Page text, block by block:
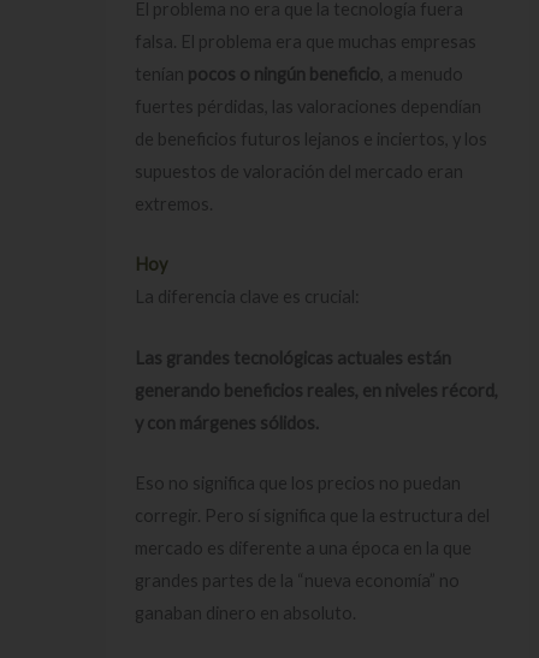
El problema no era que la tecnología fuera
falsa. El problema era que muchas empresas
tenían pocos o ningún beneficio , a menudo
fuertes pérdidas, las valoraciones dependían
de beneficios futuros lejanos e inciertos, y los
supuestos de valoración del mercado eran
extremos.
Hoy
La diferencia clave es crucial:
Las grandes tecnológicas actuales están
generando beneficios reales, en niveles récord,
y con márgenes sólidos.
Eso no significa que los precios no puedan
corregir. Pero sí significa que la estructura del
mercado es diferente a una época en la que
grandes partes de la “nueva economía” no
ganaban dinero en absoluto.